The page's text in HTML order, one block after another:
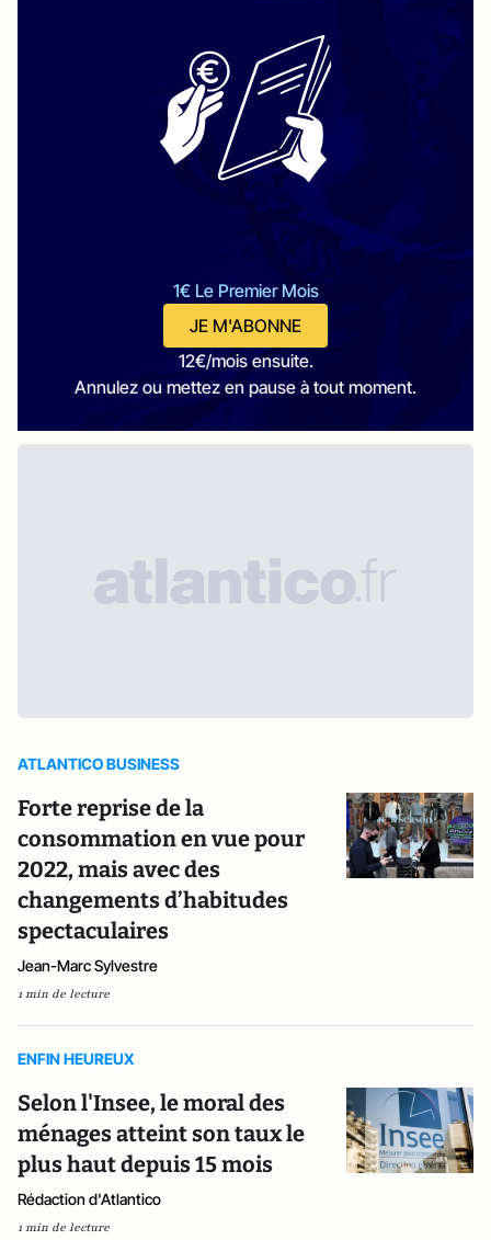
1€ Le Premier Mois
JE M'ABONNE
12€/mois ensuite.
Annulez ou mettez en pause à tout moment.
ATLANTICO BUSINESS
Forte reprise de la
consommation en vue pour
2022, mais avec des
changements d’habitudes
spectaculaires
Jean-Marc Sylvestre
1 min de lecture
ENFIN HEUREUX
Selon l'Insee, le moral des
ménages atteint son taux le
plus haut depuis 15 mois
Rédaction d'Atlantico
1 min de lecture